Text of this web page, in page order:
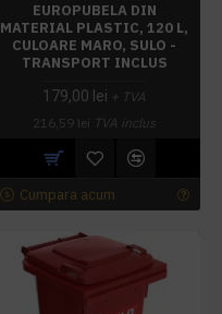
EUROPUBELA DIN
MATERIAL PLASTIC, 120 L,
CULOARE MARO, SULO -
TRANSPORT INCLUS
179,00 lei + TVA
216,59 lei TVA inclus
Cumpara acum